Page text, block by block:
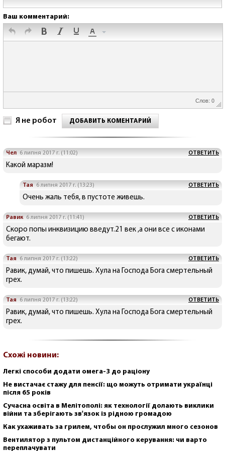
Ваш комментарий:
Слов: 0
Я не робот ДОБАВИТЬ КОМЕНТАРИЙ
Чел 6 липня 2017 г. (11:02) ОТВЕТИТЬ
Какой маразм!
Тая 6 липня 2017 г. (13:23) ОТВЕТИТЬ
Очень жаль тебя, в пустоте живешь.
Равик 6 липня 2017 г. (11:41) ОТВЕТИТЬ
Скоро попы инквизицию введут.21 век ,а они все с иконами
бегают.
Тая 6 липня 2017 г. (13:22) ОТВЕТИТЬ
Равик, думай, что пишешь. Хула на Господа Бога смертельный
грех.
Тая 6 липня 2017 г. (13:22) ОТВЕТИТЬ
Равик, думай, что пишешь. Хула на Господа Бога смертельный
грех.
Схожі новини:
Легкі способи додати омега-3 до раціону
Не вистачає стажу для пенсії: що можуть отримати українці
після 65 років
Сучасна освіта в Мелітополі: як технології долають виклики
війни та зберігають зв'язок із рідною громадою
Как ухаживать за грилем, чтобы он прослужил много сезонов
Вентилятор з пультом дистанційного керування: чи варто
переплачувати